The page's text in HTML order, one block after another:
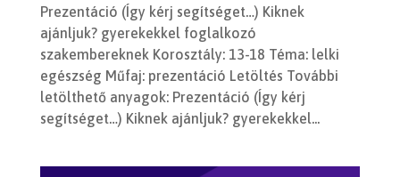
Prezentáció (Így kérj segítséget…) Kiknek
ajánljuk? gyerekekkel foglalkozó
szakembereknek Korosztály: 13-18 Téma: lelki
egészség Műfaj: prezentáció Letöltés További
letölthető anyagok: Prezentáció (Így kérj
segítséget…) Kiknek ajánljuk? gyerekekkel...